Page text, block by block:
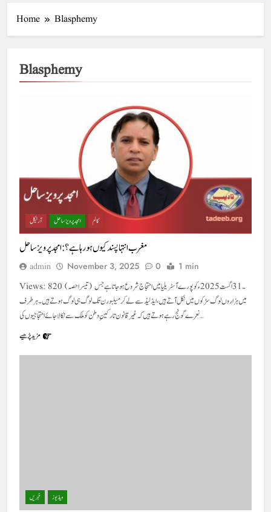
Home Blasphemy
Blasphemy
آرٹیکل امجد پرویز ساحل کالم
مغرب انتہا پسند کیوں ہو رہا ہے؟ : امجد پرویز ساحل
admin November 3, 2025 0 1 min
Views: 820 (تیسرا حصہ) ۔31 اگست 2025ءکو پورے آسٹریلیا میں احتجاج شروع ہو جا تا ہے جس
میں ہزاروں لوگ سڑکوں میں نکل آتے ہیں ،ایڈلیڈ سے لے کر میلبورن تک لوگ ہی لوگ ہوتے ہیں ۔ ہر طرف
نعرے گونج رہے ہوتے ہیں کہ غیرقانون تارکینِ وطن کو ملک سے نکالا جائے احتجاجیوں کی…
مزید پڑھیے
خبریں ویڈیوز